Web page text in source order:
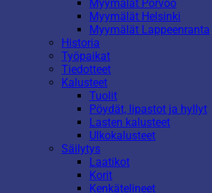
Myymälät Porvoo
Myymälät Helsinki
Myymälät Lappeenranta
Historia
Työpaikat
Tiedotteet
Kalusteet
Tuolit
Pöydät, lipastot ja hyllyt
Lasten kalusteet
Ulkokalusteet
Säilytys
Laatikot
Korit
Kenkätelineet